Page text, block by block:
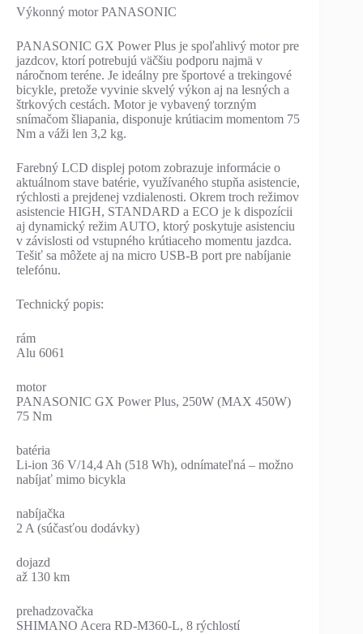
Výkonný motor PANASONIC
PANASONIC GX Power Plus je spoľahlivý motor pre
jazdcov, ktorí potrebujú väčšiu podporu najmä v
náročnom teréne. Je ideálny pre športové a trekingové
bicykle, pretože vyvinie skvelý výkon aj na lesných a
štrkových cestách. Motor je vybavený torzným
snímačom šliapania, disponuje krútiacim momentom 75
Nm a váži len 3,2 kg.
Farebný LCD displej potom zobrazuje informácie o
aktuálnom stave batérie, využívaného stupňa asistencie,
rýchlosti a prejdenej vzdialenosti. Okrem troch režimov
asistencie HIGH, STANDARD a ECO je k dispozícii
aj dynamický režim AUTO, ktorý poskytuje asistenciu
v závislosti od vstupného krútiaceho momentu jazdca.
Tešiť sa môžete aj na micro USB-B port pre nabíjanie
telefónu.
Technický popis:
rám
Alu 6061
motor
PANASONIC GX Power Plus, 250W (MAX 450W)
75 Nm
batéria
Li-ion 36 V/14,4 Ah (518 Wh), odnímateľná – možno
nabíjať mimo bicykla
nabíjačka
2 A (súčasťou dodávky)
dojazd
až 130 km
prehadzovačka
SHIMANO Acera RD-M360-L, 8 rýchlostí